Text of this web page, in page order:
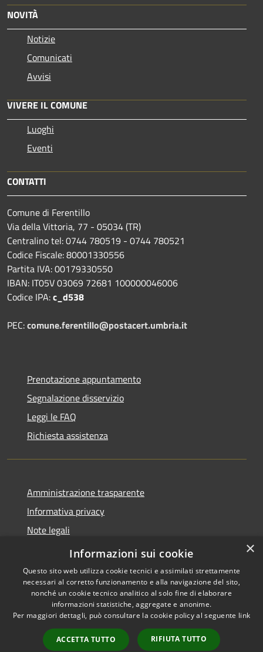
NOVITÀ
Notizie
Comunicati
Avvisi
VIVERE IL COMUNE
Luoghi
Eventi
CONTATTI
Comune di Ferentillo
Via della Vittoria, 77 - 05034 (TR)
Centralino tel: 0744 780519 - 0744 780521
Codice Fiscale: 80001330556
Partita IVA: 00179330550
IBAN: IT05V 03069 72681 100000046006
Codice IPA:c_d538
PEC:comune.ferentillo@postacert.umbria.it
Prenotazione appuntamento
Segnalazione disservizio
Leggi le FAQ
Richiesta assistenza
Amministrazione trasparente
Informativa privacy
Note legali
Dichiarazione di accessibilità
Accessibilità
Copyright © 2026 • Comune di
Ferentillo • Powered by
Municipium•
Accesso
×
Informazioni sui cookie
Questo sito web utilizza cookie tecnici e assimilati strettamente
necessari al corretto funzionamento e alla navigazione del sito,
nonché un cookie tecnico analitico al solo fine di elaborare
informazioni statistiche, aggregate e anonime.
Per maggiori dettagli, può consultare la cookie policy al seguente link
ACCETTA TUTTO RIFIUTA TUTTO